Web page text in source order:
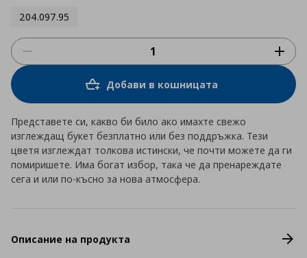
204.097.95
Добави в кошницата
Представете си, какво би било ако имахте свежо
изглеждащ букет безплатно или без поддръжка. Тези
цветя изглеждат толкова истински, че почти можете да ги
помиришете. Има богат избор, така че да пренареждате
сега и или по-късно за нова атмосфера.
Описание на продукта